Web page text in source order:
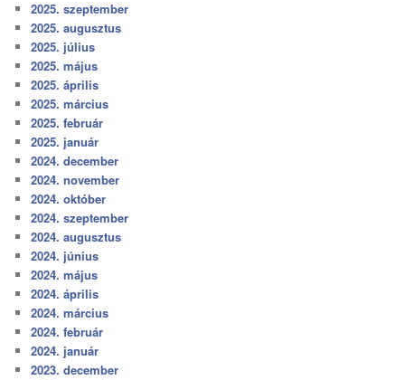
2025. szeptember
2025. augusztus
2025. július
2025. május
2025. április
2025. március
2025. február
2025. január
2024. december
2024. november
2024. október
2024. szeptember
2024. augusztus
2024. június
2024. május
2024. április
2024. március
2024. február
2024. január
2023. december